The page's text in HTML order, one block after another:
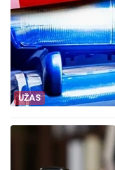
UŽAS